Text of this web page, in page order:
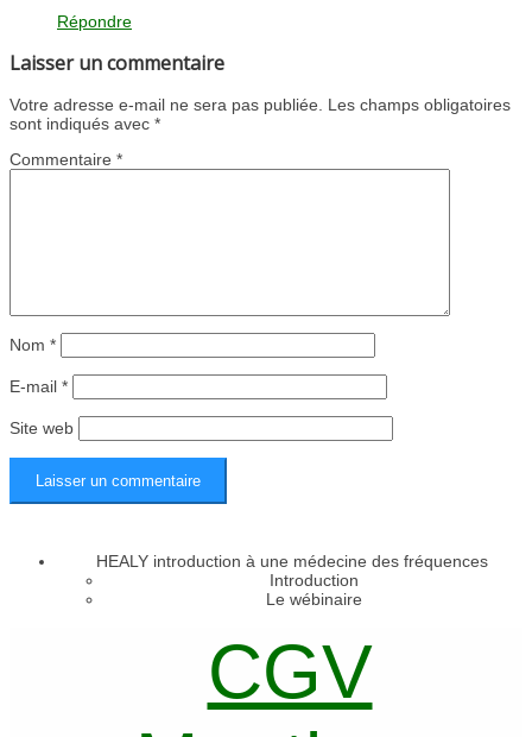
Répondre
Laisser un commentaire
Votre adresse e-mail ne sera pas publiée.
Les champs obligatoires
sont indiqués avec *
Commentaire *
Nom *
E-mail *
Site web
HEALY introduction à une médecine des fréquences
Introduction
Le wébinaire
CGV